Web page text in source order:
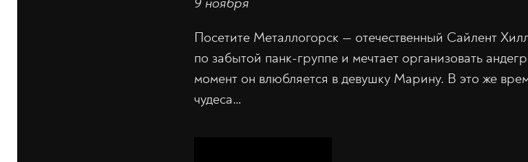
Посетите Металлогорск — отечественный Сайлент
по забытой панк-группе и мечтает организовать
момент он влюбляется в девушку Марину. В это же
чудеса…